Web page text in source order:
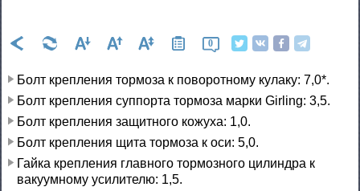
0
Болт крепления тормоза к поворотному кулаку: 7,0*.
Болт крепления суппорта тормоза марки Girling: 3,5.
Болт крепления защитного кожуха: 1,0.
Болт крепления щита тормоза к оси: 5,0.
Гайка крепления главного тормозного цилиндра к
вакуумному усилителю: 1,5.